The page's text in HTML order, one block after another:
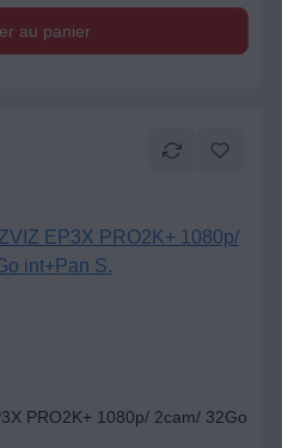
au panier
PRO2K+ 1080p/ 2cam/ 32Go